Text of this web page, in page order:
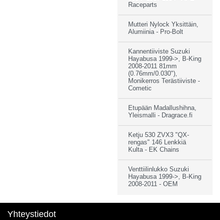
Raceparts
Mutteri Nylock Yksittäin,
Alumiinia - Pro-Bolt
Kannentiiviste Suzuki
Hayabusa 1999->, B-King
2008-2011 81mm
(0.76mm/0.030"),
Monikerros Terästiiviste -
Cometic
Etupään Madallushihna,
Yleismalli - Dragrace.fi
Ketju 530 ZVX3 "QX-
rengas" 146 Lenkkiä
Kulta - EK Chains
Venttiilinlukko Suzuki
Hayabusa 1999->, B-King
2008-2011 - OEM
Yhteystiedot